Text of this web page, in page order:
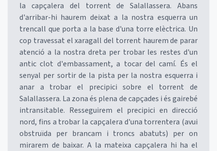
la capçalera del torrent de Salallassera. Abans
d'arribar-hi haurem deixat a la nostra esquerra un
trencall que porta a la base d'una torre elèctrica. Un
cop travessat el xaragall del torrent haurem de parar
atenció a la nostra dreta per trobar les restes d'un
antic clot d'embassament, a tocar del camí. És el
senyal per sortir de la pista per la nostra esquerra i
anar a trobar el precipici sobre el torrent de
Salallassera. La zona és plena de capçades i és gairebé
intransitable. Resseguirem el precipici en direcció
nord, fins a trobar la capçalera d'una torrentera (avui
obstruïda per brancam i troncs abatuts) per on
mirarem de baixar. A la mateixa capçalera hi ha el